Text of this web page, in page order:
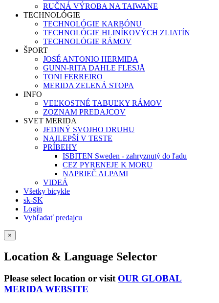
RUČNÁ VÝROBA NA TAIWANE
TECHNOLÓGIE
TECHNOLÓGIE KARBÓNU
TECHNOLÓGIE HLINÍKOVÝCH ZLIATÍN
TECHNOLÓGIE RÁMOV
ŠPORT
JOSÉ ANTONIO HERMIDA
GUNN-RITA DAHLE FLESJÅ
TONI FERREIRO
MERIDA ZELENÁ STOPA
INFO
VEĽKOSTNÉ TABUĽKY RÁMOV
ZOZNAM PREDAJCOV
SVET MERIDA
JEDINÝ SVOJHO DRUHU
NAJLEPŠÍ V TESTE
PRÍBEHY
ISBITEN Sweden - zahryznutý do ľadu
CEZ PYRENEJE K MORU
NAPRIEČ ALPAMI
VIDEÁ
Všetky bicykle
sk-SK
Login
Vyhľadať predajcu
×
Location & Language Selector
Please select location or visit OUR GLOBAL
MERIDA WEBSITE